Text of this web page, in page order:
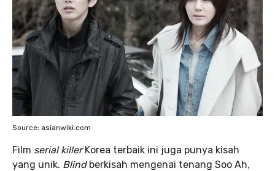
Source: asianwiki.com
Film serial killerKorea terbaik ini juga punya kisah
yang unik. Blind berkisah mengenai tenang Soo Ah,